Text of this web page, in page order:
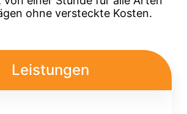
ohne versteckte Kosten.
Leistungen